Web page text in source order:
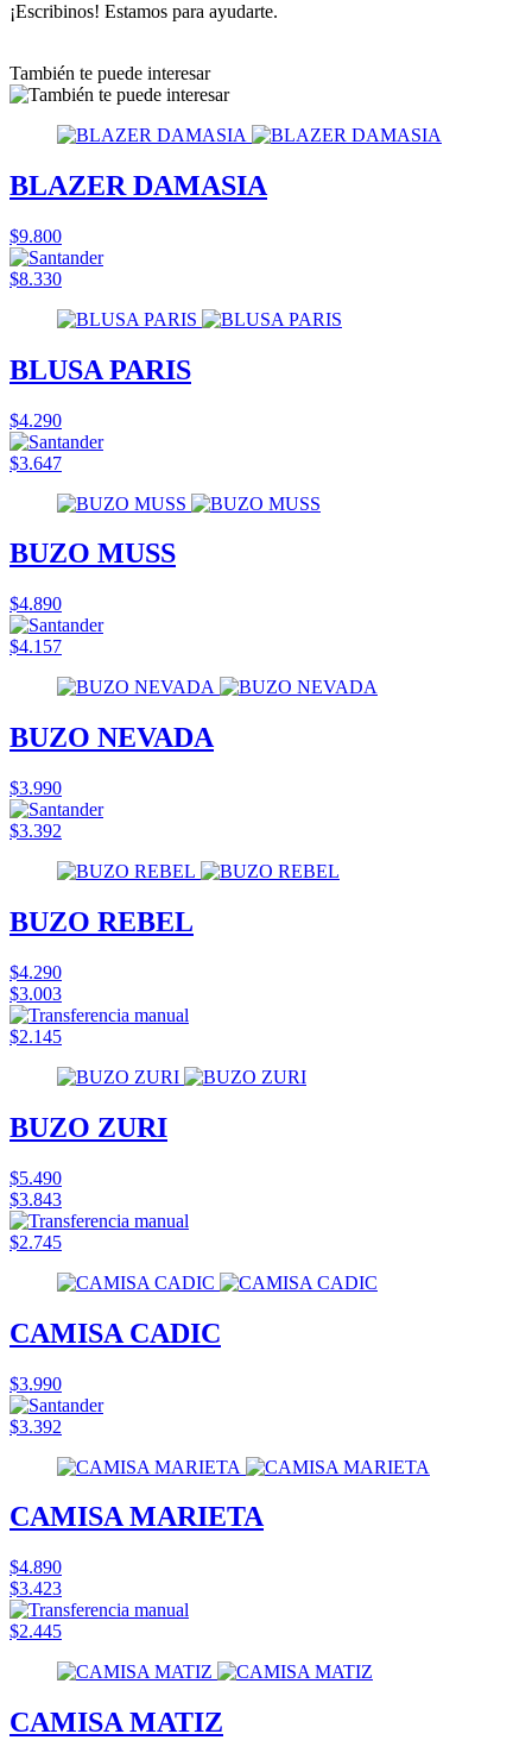
¡Escribinos! Estamos para ayudarte.
También te puede interesar
BLAZER DAMASIA
$9.800
$8.330
BLUSA PARIS
$4.290
$3.647
BUZO MUSS
$4.890
$4.157
BUZO NEVADA
$3.990
$3.392
BUZO REBEL
$4.290
$3.003
$2.145
BUZO ZURI
$5.490
$3.843
$2.745
CAMISA CADIC
$3.990
$3.392
CAMISA MARIETA
$4.890
$3.423
$2.445
CAMISA MATIZ